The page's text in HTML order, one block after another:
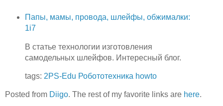
Папы, мамы, провода, шлейфы, обжималки:
1i7
В статье технологии изготовления
самодельных шлейфов. Интересный блог.
tags: 2PS-Edu Робототехника howto
Posted from Diigo. The rest of my favorite links are here.